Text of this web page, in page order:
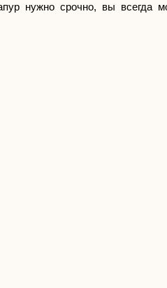
нужно срочно, вы всегда